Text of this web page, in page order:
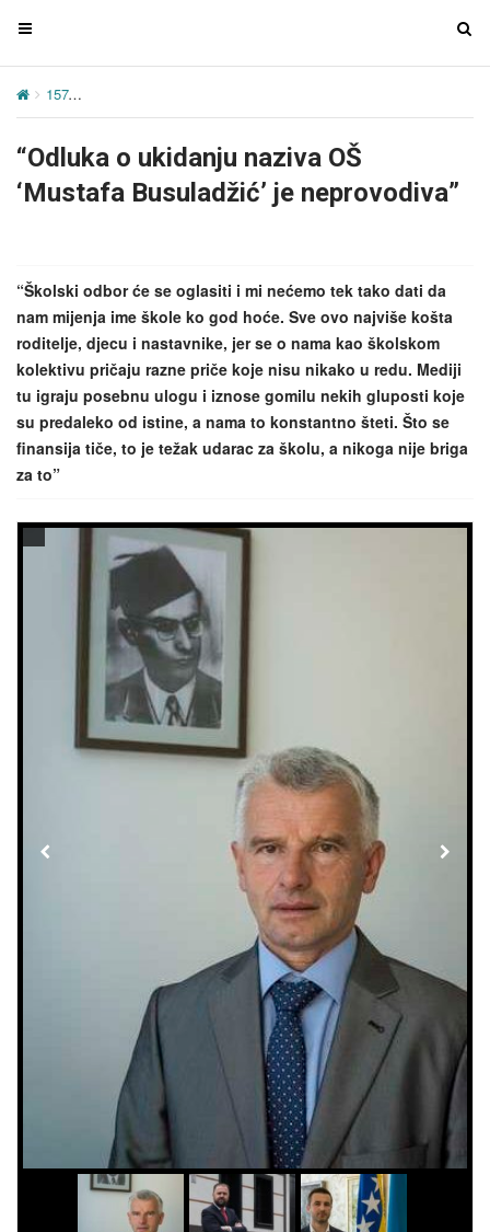
T
g
e
n
g
a
t
i
o
n
T
n
i
o
157
“Odluka o ukidanju naziva OŠ
‘Mustafa Busuladžić’ je neprovodiva”
“Školski odbor će se oglasiti i mi nećemo tek tako dati da
nam mijenja ime škole ko god hoće. Sve ovo najviše košta
roditelje, djecu i nastavnike, jer se o nama kao školskom
kolektivu pričaju razne priče koje nisu nikako u redu. Mediji
tu igraju posebnu ulogu i iznose gomilu nekih gluposti koje
su predaleko od istine, a nama to konstantno šteti. Što se
finansija tiče, to je težak udarac za školu, a nikoga nije briga
za to”